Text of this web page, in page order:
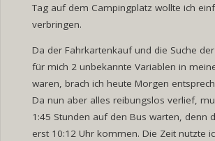
Tag auf dem Campingplatz wollte ich
verbringen.
Da der Fahrkartenkauf und die Suche
für mich 2 unbekannte Variablen in
waren, brach ich heute Morgen
Da nun aber alles reibungslos verlief,
1:45 Stunden auf den Bus warten, denn
erst 10:12 Uhr kommen. Die Zeit nutzte